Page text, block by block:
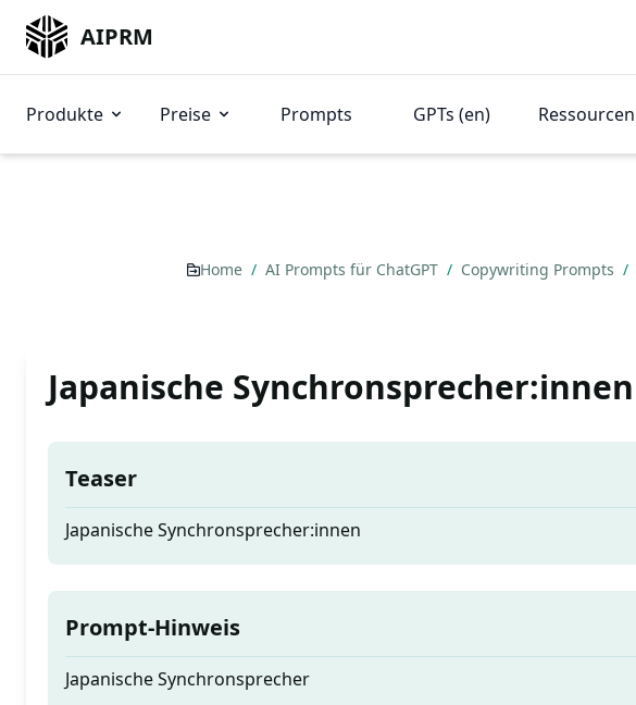
AIPRM
Produkte Preise Prompts GPTs (en) Ressourcen
Home / AI Prompts für ChatGPT / Copywriting Prompts /
Japanische Synchronsprecher:innen
Teaser
Japanische Synchronsprecher:innen
Prompt-Hinweis
Japanische Synchronsprecher